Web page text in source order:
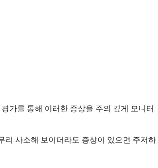
가를 통해 이러한 증상을 주의 깊게 모니터
리 사소해 보이더라도 증상이 있으면 주저하